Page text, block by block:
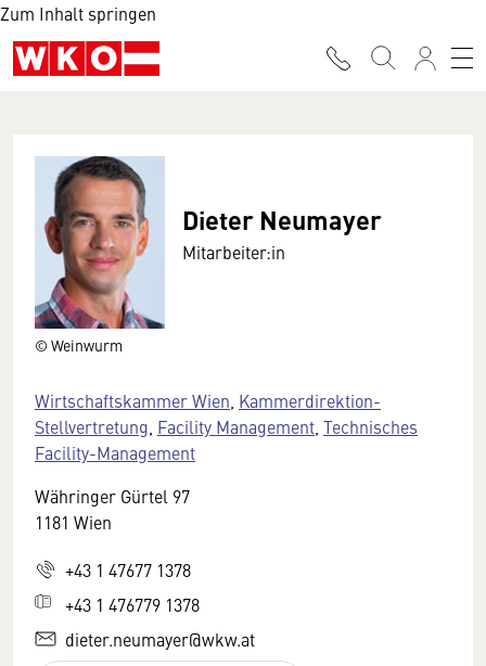
Zum Inhalt springen
© Weinwurm
Dieter Neumayer
Mitarbeiter:in
Wirtschaftskammer Wien Kammerdirektion-
Stellvertretung Facility Management Technisches
Facility-Management
Währinger Gürtel 97
1181 Wien
+43 1 47677 1378
+43 1 476779 1378
dieter.neumayer@wkw.at